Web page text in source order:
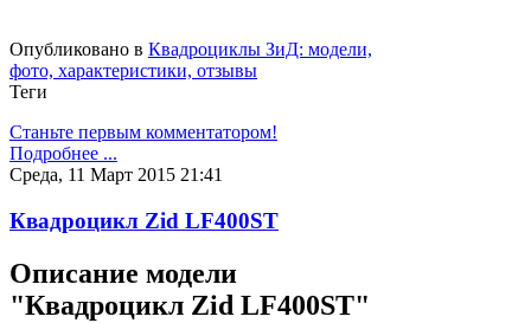
Опубликовано в Квадроциклы ЗиД: модели,
фото, характеристики, отзывы
Теги
Станьте первым комментатором!
Подробнее ...
Среда, 11 Март 2015 21:41
Квадроцикл Zid LF400ST
Описание модели
"Квадроцикл Zid LF400ST"